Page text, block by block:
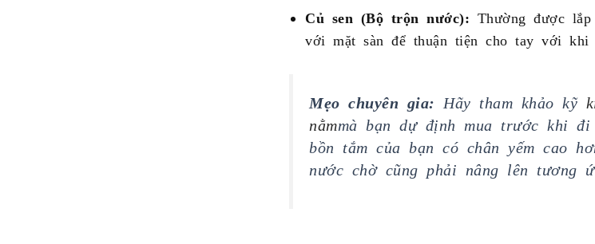
Củ sen (Bộ trộn nước): Thường được
với mặt sàn để thuận tiện cho tay với khi
Mẹo chuyên gia: Hãy tham khảo kỹ
nằmmà bạn dự định mua trước khi đi
bồn tắm của bạn có chân yếm cao
nước chờ cũng phải nâng lên tương